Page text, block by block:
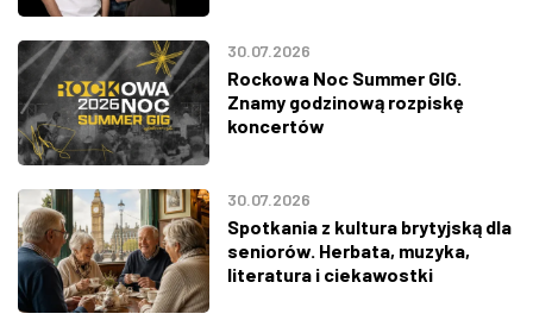
30.07.2026
Rockowa Noc Summer GIG.
Znamy godzinową rozpiskę
koncertów
30.07.2026
Spotkania z kultura brytyjską dla
seniorów. Herbata, muzyka,
literatura i ciekawostki